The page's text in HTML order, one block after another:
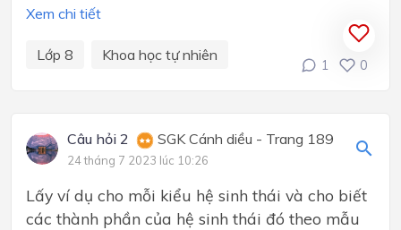
Xem chi tiết
Lớp 8 Khoa học tự nhiên
1 0
Câu hỏi 2 SGK Cánh diều - Trang 189
24 tháng 7 2023 lúc 10:26
Lấy ví dụ cho mỗi kiểu hệ sinh thái và cho biết
các thành phần của hệ sinh thái đó theo mẫu